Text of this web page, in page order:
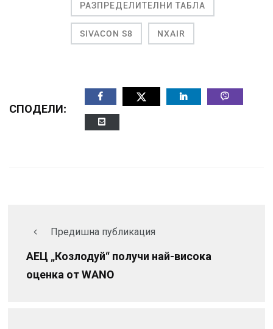
РАЗПРЕДЕЛИТЕЛНИ ТАБЛА
SIVACON S8 NXAIR
СПОДЕЛИ:
Предишна публикация
АЕЦ „Козлодуй“ получи най-висока
оценка от WANO